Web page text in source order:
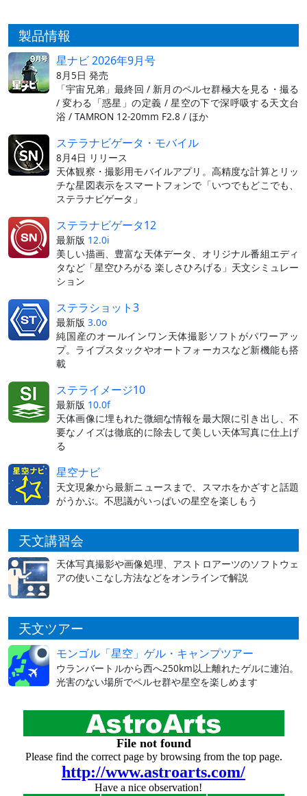
製品情報
星ナビ 2026年9月号
8月5日 発売
「宇宙兄弟」最終回 / 新月のペルセ群極大を見る・撮る
/ 変わる「惑星」の定義 / 星空の下で深呼吸する天文台
浴 / TAMRON 12-20mm F2.8 / ほか
ステラナビゲータ・モバイル
8月4日 リリース
天体観察・撮影用モバイルアプリ。高精度な計算とリッ
チな星図表示をスマートフォンで「いつでもどこでも、
ステラナビゲータ」
ステラナビゲータ12
最新版 12.0i
美しい描画、豊富な天体データ、オリジナル番組エディ
タなど「星空ひろがる 楽しさひろげる」天文シミュレー
ション
ステラショット3
最新版 3.0o
純国産のオールインワン天体撮影ソフトがパワーアッ
プ。ライブスタックやオートフォーカスなど新機能も搭
載
ステライメージ10
最新版 10.0f
天体画像に埋もれた微細な情報を最大限に引き出し、不
要なノイズは徹底的に除去して美しい天体写真に仕上げ
る
星空ナビ
天文現象から最新ニュースまで、スマホをかざすと話題
がうかぶ。不思議がいっぱいの星空を楽しもう
天文講習会
天体写真撮影や画像処理、アストロアーツのソフトウェ
アの使いこなし方法などをオンラインで解説
天文ツアー
モンゴル「星空」ゲル・キャンプツアー
ウランバートルから西へ250km以上離れたゲルに連泊。
光害のない場所でペルセ群や星空を楽しめます